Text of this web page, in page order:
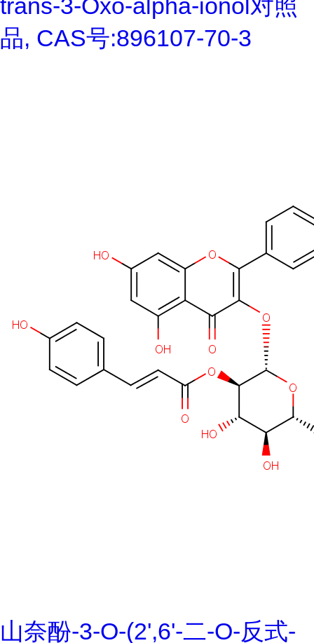
trans-3-Oxo-alpha-ionol对照
品, CAS号:896107-70-3
山奈酚-3-O-(2',6'-二-O-反式-